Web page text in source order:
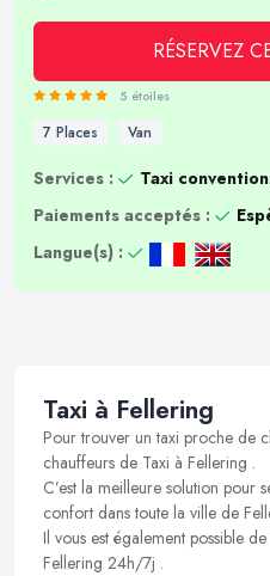
RÉSERVEZ
5 étoiles
7 Places Van
Services :
Taxi
Paiements acceptés :
Langue(s) :
Taxi à Fellering
Pour trouver un taxi proche de
chauffeurs de Taxi à Fellering .
C’est la meilleure solution pour
confort dans toute la ville de
Il vous est également possible
Fellering 24h/7j .